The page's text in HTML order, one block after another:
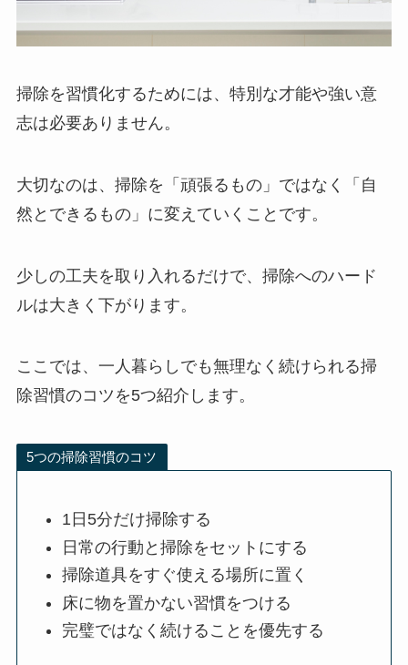
掃除を習慣化するためには、特別な才能や強い意
志は必要ありません。
大切なのは、掃除を「頑張るもの」ではなく「自
然とできるもの」に変えていくことです。
少しの工夫を取り入れるだけで、掃除へのハード
ルは大きく下がります。
ここでは、一人暮らしでも無理なく続けられる掃
除習慣のコツを5つ紹介します。
5つの掃除習慣のコツ
1日5分だけ掃除する
日常の行動と掃除をセットにする
掃除道具をすぐ使える場所に置く
床に物を置かない習慣をつける
完璧ではなく続けることを優先する